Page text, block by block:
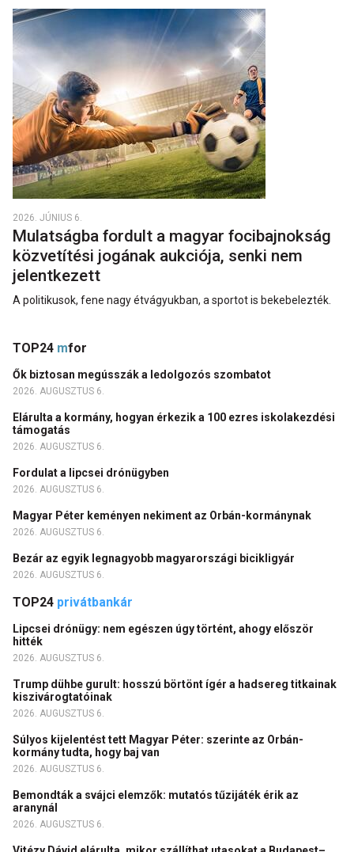
2026. JÚNIUS 6.
Mulatságba fordult a magyar focibajnokság
közvetítési jogának aukciója, senki nem
jelentkezett
A politikusok, fene nagy étvágyukban, a sportot is bekebelezték.
TOP24 mfor
Ők biztosan megússzák a ledolgozós szombatot
2026. AUGUSZTUS 6.
Elárulta a kormány, hogyan érkezik a 100 ezres iskolakezdési
támogatás
2026. AUGUSZTUS 6.
Fordulat a lipcsei drónügyben
2026. AUGUSZTUS 6.
Magyar Péter keményen nekiment az Orbán-kormánynak
2026. AUGUSZTUS 6.
Bezár az egyik legnagyobb magyarországi bicikligyár
2026. AUGUSZTUS 6.
TOP24 privátbankár
Lipcsei drónügy: nem egészen úgy történt, ahogy először
hitték
2026. AUGUSZTUS 6.
Trump dühbe gurult: hosszú börtönt ígér a hadsereg titkainak
kiszivárogtatóinak
2026. AUGUSZTUS 6.
Súlyos kijelentést tett Magyar Péter: szerinte az Orbán-
kormány tudta, hogy baj van
2026. AUGUSZTUS 6.
Bemondták a svájci elemzők: mutatós tűzijáték érik az
aranynál
2026. AUGUSZTUS 6.